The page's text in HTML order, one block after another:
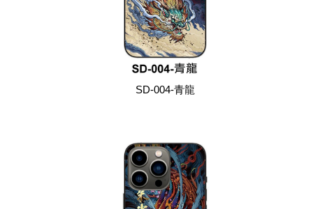
SD-004-青龍